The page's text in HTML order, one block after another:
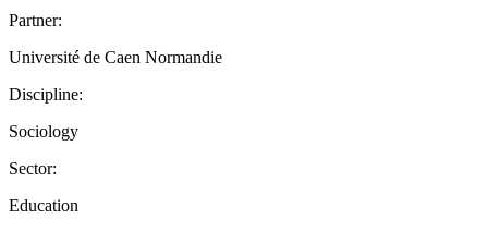
Partner:
Université de Caen Normandie
Discipline:
Sociology
Sector:
Education